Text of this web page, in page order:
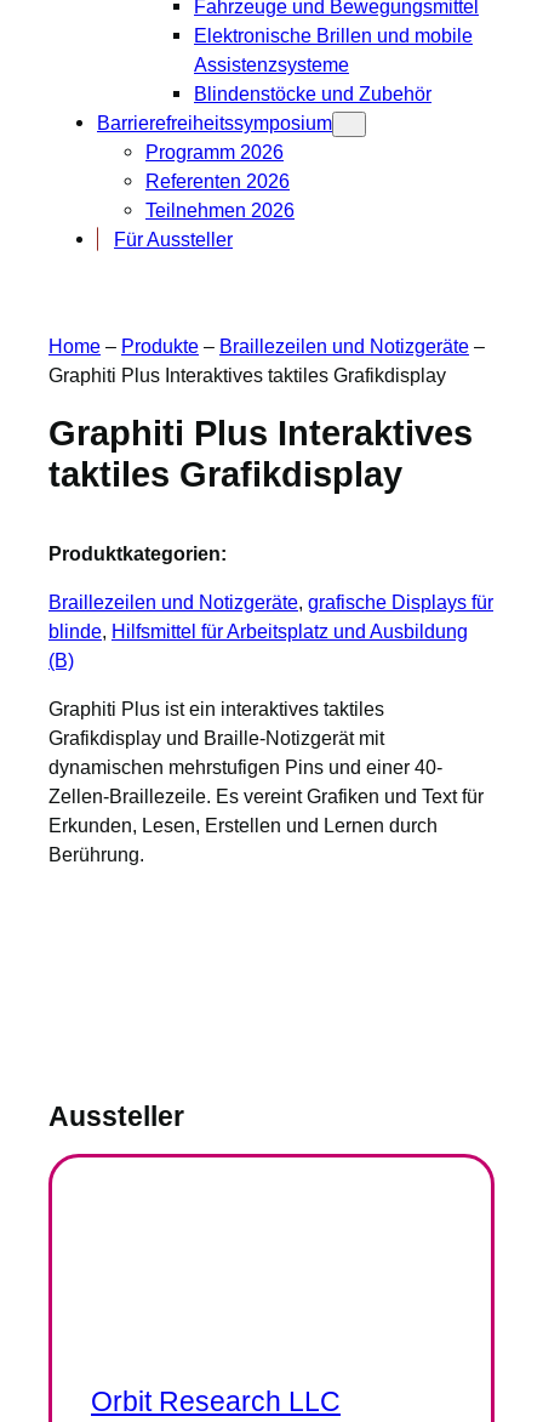
Fahrzeuge und Bewegungsmittel
Elektronische Brillen und mobile
Assistenzsysteme
Blindenstöcke und Zubehör
Barrierefreiheitssymposium
Programm 2026
Referenten 2026
Teilnehmen 2026
Für Aussteller
Home – Produkte – Braillezeilen und Notizgeräte –
Graphiti Plus Interaktives taktiles Grafikdisplay
Graphiti Plus Interaktives
taktiles Grafikdisplay
Produktkategorien:
Braillezeilen und Notizgeräte, grafische Displays für
blinde, Hilfsmittel für Arbeitsplatz und Ausbildung
(B)
Graphiti Plus ist ein interaktives taktiles
Grafikdisplay und Braille-Notizgerät mit
dynamischen mehrstufigen Pins und einer 40-
Zellen-Braillezeile. Es vereint Grafiken und Text für
Erkunden, Lesen, Erstellen und Lernen durch
Berührung.
Aussteller
Orbit Research LLC